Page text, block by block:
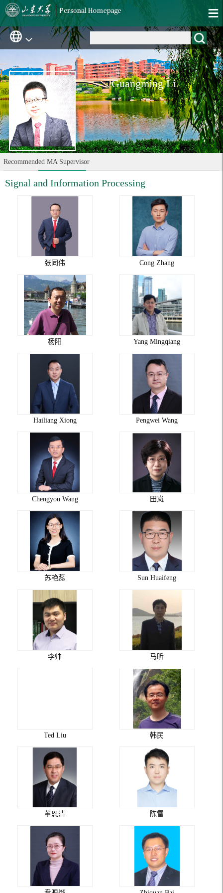
Guangming Li
Recommended MA Supervisor
Signal and Information Processing
张同伟 Cong Zhang
杨阳 Yang Mingqiang
Hailiang Xiong Pengwei Wang
Chengyou Wang 田岚
苏艳蕊 Sun Huaifeng
李帅 马昕
Ted Liu 韩民
董恩清 陈雷